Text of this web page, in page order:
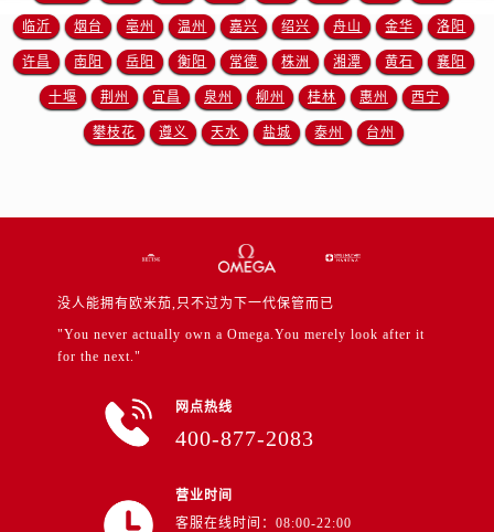
江苏省泰州市海陵区永定东路399号置地商务中心东塔（华润万象城）17层1706室售后服务中心（需提前预约）
江苏省徐州市鼓楼区淮海东路29号苏宁广场IFC国际金融中心35层3508室售后服务中心（需提前预约）
江苏省盐城市盐都区世纪大道5号盐城金融城写字楼1号楼16层1604室售后服务中心（需提前预约）
江苏省扬州市邗江区国展路29号星耀天地写字楼1号楼18层1803室售后服务中心（需提前预约）
临沂 烟台 亳州 温州 嘉兴 绍兴 舟山 金华 洛阳
许昌 南阳 岳阳 衡阳 常德 株洲 湘潭 黄石 襄阳
十堰 荆州 宜昌 泉州 柳州 桂林 惠州 西宁
攀枝花 遵义 天水 盐城 泰州 台州
没人能拥有欧米茄,只不过为下一代保管而已
"You never actually own a Omega.You merely look after it
for the next."
网点热线
400-877-2083
营业时间
客服在线时间：08:00-22:00